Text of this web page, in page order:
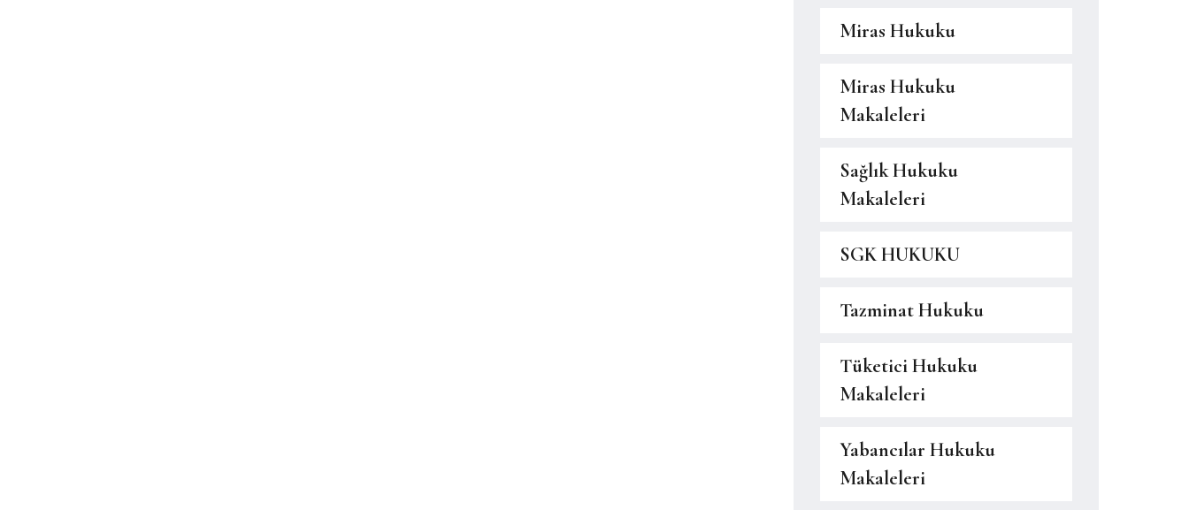
Miras Hukuku
Miras Hukuku
Makaleleri
Sağlık Hukuku
Makaleleri
SGK HUKUKU
Tazminat Hukuku
Tüketici Hukuku
Makaleleri
Yabancılar Hukuku
Makaleleri